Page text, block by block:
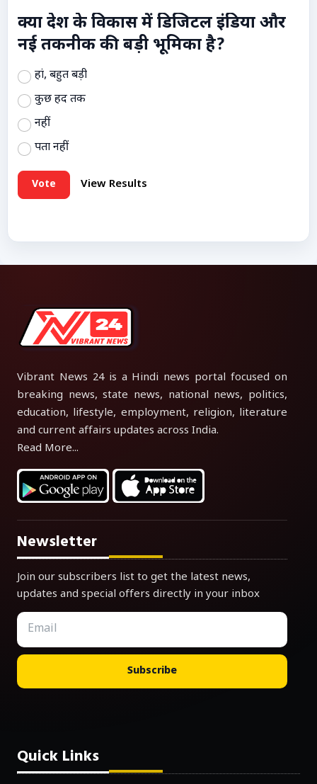
क्या देश के विकास में डिजिटल इंडिया और
नई तकनीक की बड़ी भूमिका है?
हां, बहुत बड़ी
कुछ हद तक
नहीं
पता नहीं
Vote View Results
Vibrant News 24 is a Hindi news portal focused on
breaking news, state news, national news, politics,
education, lifestyle, employment, religion, literature
and current affairs updates across India.
Read More...
Newsletter
Join our subscribers list to get the latest news,
updates and special offers directly in your inbox
Subscribe
Quick Links